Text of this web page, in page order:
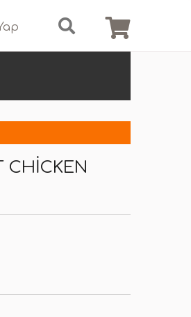
CHICKEN